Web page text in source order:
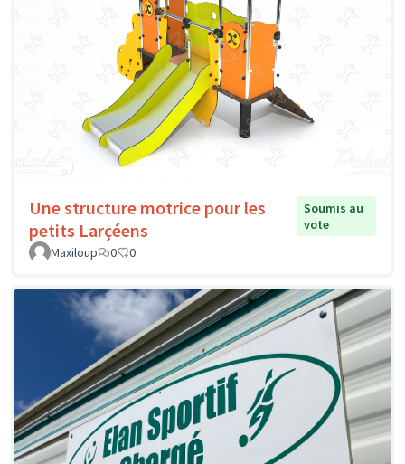
Une structure motrice pour les
petits Larçéens
Soumis au
vote
Maxiloup
0 0